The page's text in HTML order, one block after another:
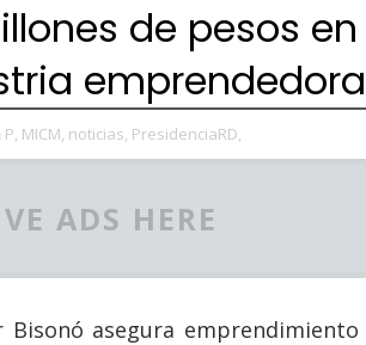
de pesos
emprendedora
P, MICM, noticias, PresidenciaRD,
ADS HERE
asegura